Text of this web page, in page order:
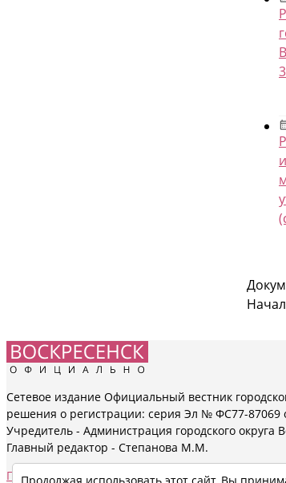
Сетевое издание Официальный вестник
решения о регистрации: серия Эл № ФС77-87069
Учредитель - Администрация городского округа
Главный редактор - Степанова М.М.
Политика обработки персональных данных в